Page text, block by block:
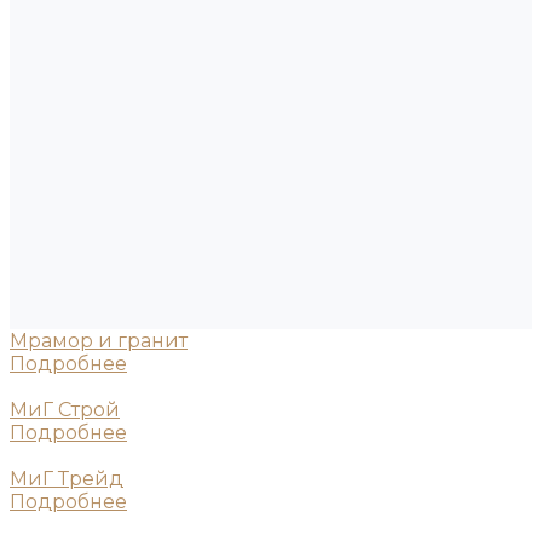
Мрамор и гранит
Подробнее
МиГ Строй
Подробнее
МиГ Трейд
Подробнее